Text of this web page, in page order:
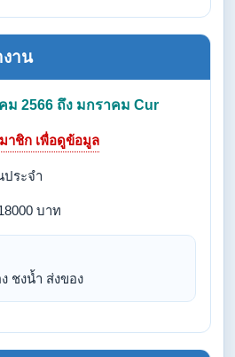
าน
ม 2566 ถึง มกราคม Cur
าชิก เพื่อดูข้อมูล
ระจำ
บาท
ชงน้ำ ส่งของ